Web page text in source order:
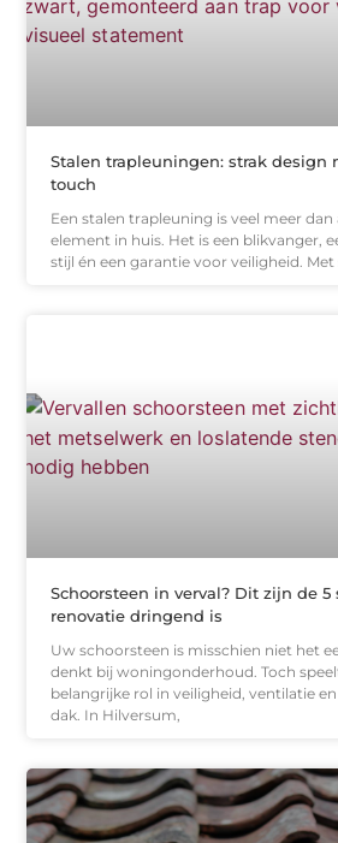
Stalen trapleuningen: strak design
touch
Een stalen trapleuning is veel meer
element in huis. Het is een blikvanger,
stijl én een garantie voor veiligheid. Met
Schoorsteen in verval? Dit zijn de
renovatie dringend is
Uw schoorsteen is misschien niet het
denkt bij woningonderhoud. Toch
belangrijke rol in veiligheid, ventilatie
dak. In Hilversum,